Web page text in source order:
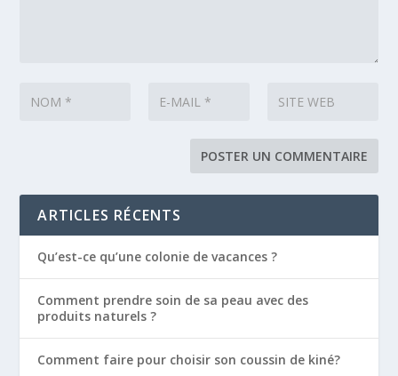
ARTICLES RÉCENTS
Qu’est-ce qu’une colonie de vacances ?
Comment prendre soin de sa peau avec des
produits naturels ?
Comment faire pour choisir son coussin de kiné?